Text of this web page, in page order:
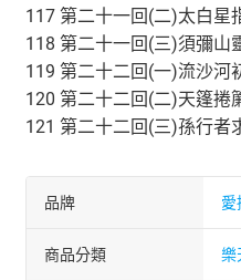
117 第二十一回(二)太白星
118 第二十一回(三)須彌山
119 第二十二回(一)流沙河
120 第二十二回(二)天篷捲
121 第二十二回(三)孫行者
品牌 愛
商品分類 樂